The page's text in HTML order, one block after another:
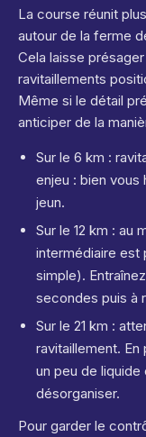
La course réunit
autour de la ferme
Cela laisse
ravitaillements
Même si le détail
anticiper de la
Sur le 6 km :
enjeu : bien vous
jeun.
Sur le 12 km : au
intermédiaire est
simple).
secondes puis à
Sur le 21 km :
ravitaillement.
un peu de
désorganiser.
Pour garder le